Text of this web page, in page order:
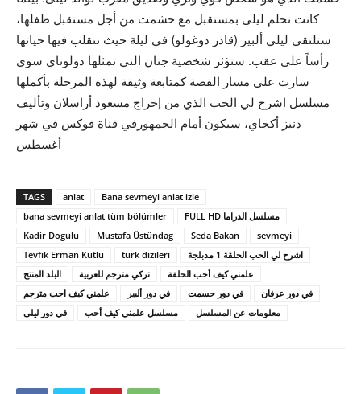
كانت تحلم ليلى بمستقبل مع حشمت من أجل مستقبل طفلها،
ستلتقي ليلي ألبير (قادر دوغولو) في ليلة حيث تنقلب فيها حياتها
رأساً على عقب. ستؤثر شخصية جنان التي تمثلها دولوناي سوي
سارت على مسار القصة كمتابعة وثيقة لهذه المرحلة بأكملها
مسلسل اشرح لي الحب الذي من إخراج مسعود أراسلان وتأليف
دنيز أكجاي، سيكون أمام الجمهورفي قناة فوكس في شهر
أغسطس
TAGS anlat
Bana sevmeyi anlat izle
bana sevmeyi anlat tüm bölümler
FULL HD مسلسل الدراما
Kadir Dogulu
Mustafa Üstündag Seda Bakan
sevmeyi
Tevfik Erman Kutlu
türk dizileri
اشرح لي الحب الحلقة 1 مدبلجة
البلد المنتج
تركي مترجم للعربية
علمني كيف أحب الحلقة
علمني كيف احب مترجم
في دور ألبير في دور حسمت
في دور عرفان
في دور ليلى
مسلسل علمني كيف أحب معلومات عن المسلسل